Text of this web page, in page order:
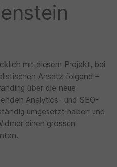
mit diesem Projekt, bei
Ansatz folgend –
über die neue
Analytics- und SEO-
umgesetzt haben und
einen grossen